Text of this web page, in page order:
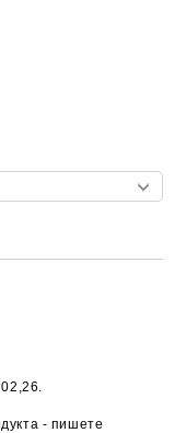
- пишете